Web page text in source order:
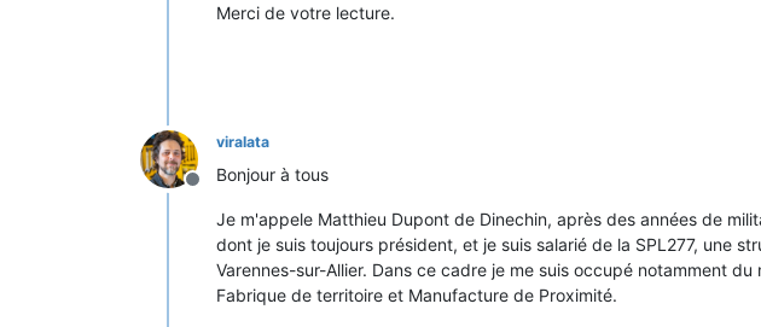
Merci de votre lecture.
Hors-ligne
viralata
Bonjour à tous
Je m'appele Matthieu Dupont de Dinechin, après des années de
dont je suis toujours président, et je suis salarié de la SPL277, une
Varennes-sur-Allier. Dans ce cadre je me suis occupé notamment
Fabrique de territoire et Manufacture de Proximité.